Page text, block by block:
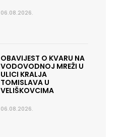
06.08.2026.
OBAVIJEST O KVARU NA
VODOVODNOJ MREŽI U
ULICI KRALJA
TOMISLAVA U
VELIŠKOVCIMA
06.08.2026.